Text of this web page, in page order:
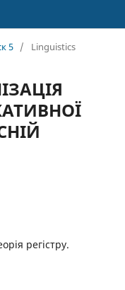
5 / Linguistics
регістру.